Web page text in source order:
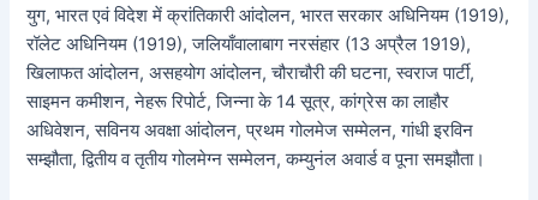
युग, भारत एवं विदेश में क्रांतिकारी आंदोलन, भारत सरकार अधिनियम (1919),
रॉलेट अधिनियम (1919), जलियाँवालाबाग नरसंहार (13 अप्रैल 1919),
खिलाफत आंदोलन, असहयोग आंदोलन, चौराचौरी की घटना, स्वराज पार्टी,
साइमन कमीशन, नेहरू रिपोर्ट, जिन्ना के 14 सूत्र, कांग्रेस का लाहौर
अधिवेशन, सविनय अवक्षा आंदोलन, प्रथम गोलमेज सम्मेलन, गांधी इरविन
सम्झौता, द्वितीय व तृतीय गोलमेग्न सम्मेलन, कम्युनंल अवार्ड व पूना समझौता।